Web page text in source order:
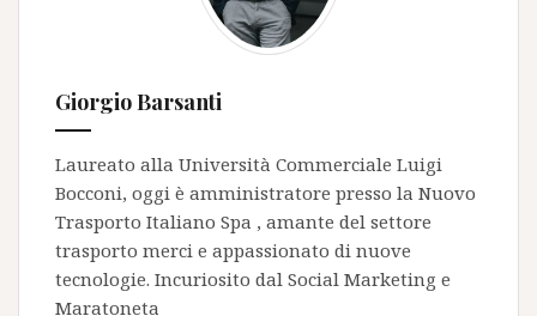
Giorgio Barsanti
Laureato alla Università Commerciale Luigi
Bocconi, oggi è amministratore presso la Nuovo
Trasporto Italiano Spa , amante del settore
trasporto merci e appassionato di nuove
tecnologie. Incuriosito dal Social Marketing e
Maratoneta